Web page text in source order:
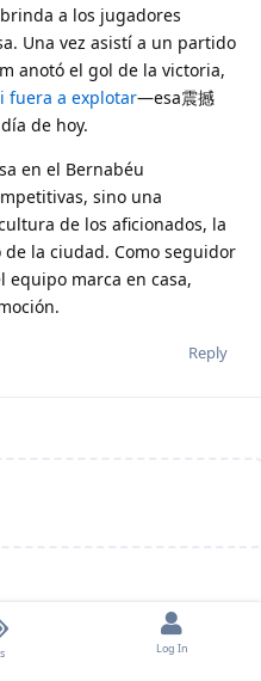
a los jugadores
Una vez asistí a un partido
anotó el gol de la victoria,
fuera a explotar—esa震撼
de hoy.
en el Bernabéu
sino una
de los aficionados, la
la ciudad. Como seguidor
equipo marca en casa,
Reply
Log In